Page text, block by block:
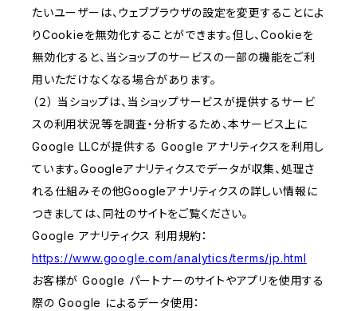
たいユーザーは、ウェブブラウザの設定を変更することによ
りCookieを無効化することができます。但し、Cookieを
無効化すると、当ショップのサービスの一部の機能をご利
用いただけなくなる場合があります。
（２） 当ショップは、当ショップサービスが提供するサービ
スの利用状況等を調査・分析するため、本サービス上に
Google LLCが提供する Google アナリティクスを利用し
ています。Googleアナリティクスでデータが収集、処理さ
れる仕組みその他Googleアナリティクスの詳しい情報に
つきましては、同社のサイトをご覧ください。
Google アナリティクス 利用規約：
https://www.google.com/analytics/terms/jp.html
お客様が Google パートナーのサイトやアプリを使用する
際の Google によるデータ使用：